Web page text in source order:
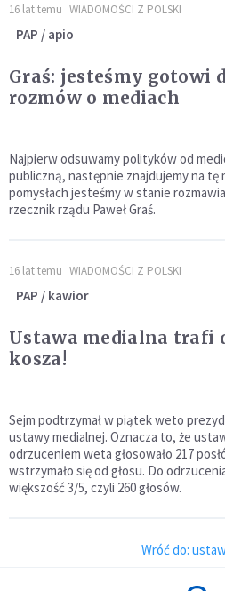
16 lat temu WIADOMOŚCI Z POLSKI
PAP / apio
Graś: jesteśmy gotowi
rozmów o mediach
Najpierw odsuwamy polityków od
publiczną, następnie znajdujemy na tę
pomysłach jesteśmy w stanie
rzecznik rządu Paweł Graś.
16 lat temu WIADOMOŚCI Z POLSKI
PAP / kawior
Ustawa medialna trafi
kosza!
Sejm podtrzymał w piątek weto
ustawy medialnej. Oznacza to, że
odrzuceniem weta głosowało 217
wstrzymało się od głosu. Do
większość 3/5, czyli 260 głosów.
Wróć do: